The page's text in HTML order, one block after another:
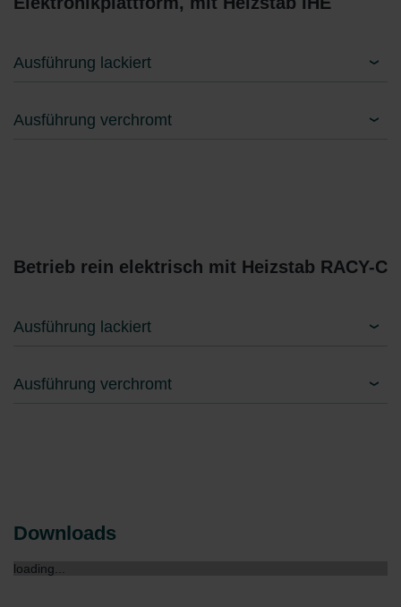
Ausführung lackiert
Ausführung verchromt
Betrieb rein elektrisch mit Heizstab RACY-C
Ausführung lackiert
Ausführung verchromt
Downloads
loading...